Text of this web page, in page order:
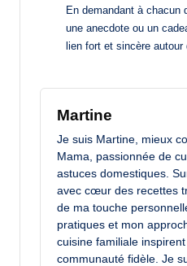
En demandant à chacun
une anecdote ou un
lien fort et sincère autour
Martine
Je suis Martine, mieux
Mama, passionnée de
astuces domestiques.
avec cœur des recettes
de ma touche
pratiques et mon
cuisine familiale
communauté fidèle. Je